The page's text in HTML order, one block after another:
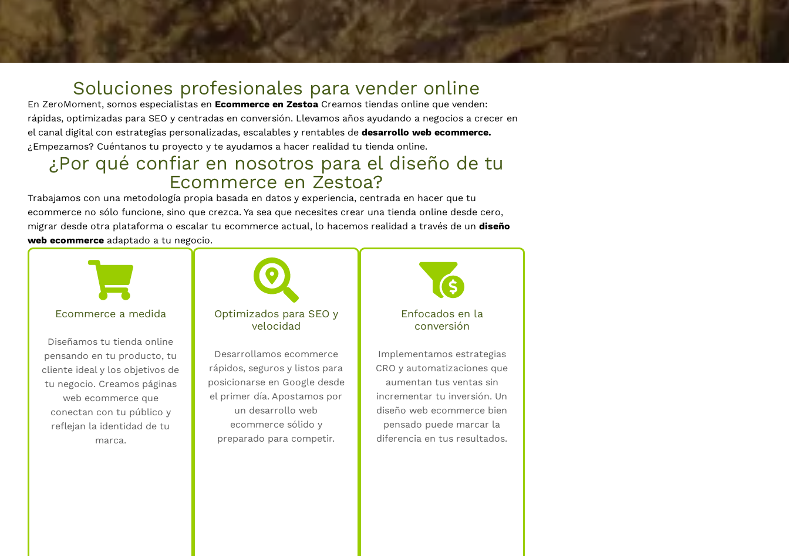
Soluciones profesionales para vender online
En ZeroMoment, somos especialistas en Ecommerce en Zestoa Creamos tiendas online que venden:
rápidas, optimizadas para SEO y centradas en conversión. Llevamos años ayudando a negocios a crecer en
el canal digital con estrategias personalizadas, escalables y rentables dedesarrollo web ecommerce.
¿Empezamos? Cuéntanos tu proyecto y te ayudamos a hacer realidad tu tienda online.
¿Por qué confiar en nosotros para el diseño de tu
Ecommerce en Zestoa?
Trabajamos con una metodología propia basada en datos y experiencia, centrada en hacer que tu
ecommerce no sólo funcione, sino que crezca. Ya sea que necesites crear una tienda online desde cero,
migrar desde otra plataforma o escalar tu ecommerce actual, lo hacemos realidad a través de undiseño
web ecommerce adaptado a tu negocio.
Ecommerce a medida
Diseñamos tu tienda online
pensando en tu producto, tu
cliente ideal y los objetivos de
tu negocio. Creamos páginas
web ecommerce que
conectan con tu público y
reflejan la identidad de tu
marca.
Optimizados para SEO y
velocidad
Desarrollamos ecommerce
rápidos, seguros y listos para
posicionarse en Google desde
el primer día. Apostamos por
un desarrollo web
ecommerce sólido y
preparado para competir.
Enfocados en la
conversión
Implementamos estrategias
CRO y automatizaciones que
aumentan tus ventas sin
incrementar tu inversión. Un
diseño web ecommerce bien
pensado puede marcar la
diferencia en tus resultados.